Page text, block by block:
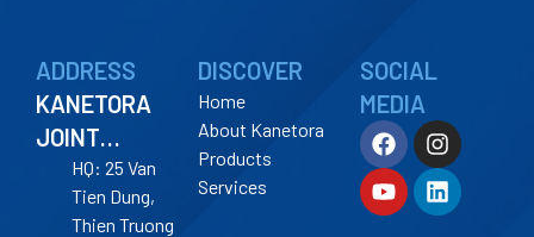
ADDRESS
KANETORA
JOINT
STOCK
COMPANY
HQ: 25 Van
Tien Dung,
Thien Truong
DISCOVER
Home
About Kanetora
Products
Services
SOCIAL
MEDIA